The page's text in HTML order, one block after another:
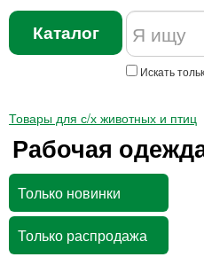
Каталог
Искать
Товары для с/х животных и птиц
Рабочая
Только новинки
Только распродажа